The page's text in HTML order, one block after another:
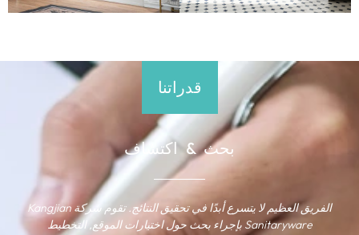
قدراتنا
بحث & اكتشاف
الفريق العظيم لا يتسرع أبدًا في تحقيق النتائج. تقوم شركة Kangjian
Sanitaryware بإجراء بحث حول اختيارات الموقع, التخطيط